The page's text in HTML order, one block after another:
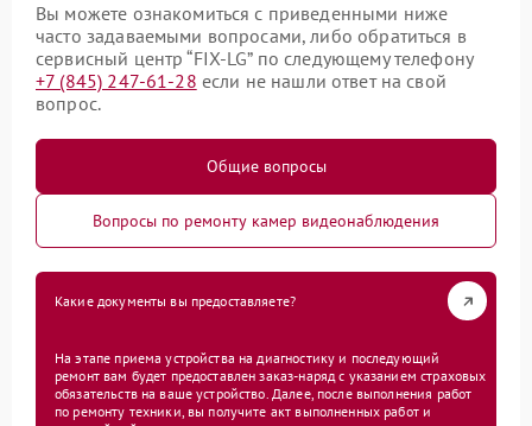
Вы можете ознакомиться с приведенными ниже
часто задаваемыми вопросами, либо обратиться в
сервисный центр “FIX-LG” по следующему телефону
+7 (845) 247-61-28 если не нашли ответ на свой
вопрос.
Общие вопросы
Вопросы по ремонту камер видеонаблюдения
Какие документы вы предоставляете?
На этапе приема устройства на диагностику и последующий
ремонт вам будет предоставлен заказ-наряд с указанием страховых
обязательств на ваше устройство. Далее, после выполнения работ
по ремонту техники, вы получите акт выполненных работ и